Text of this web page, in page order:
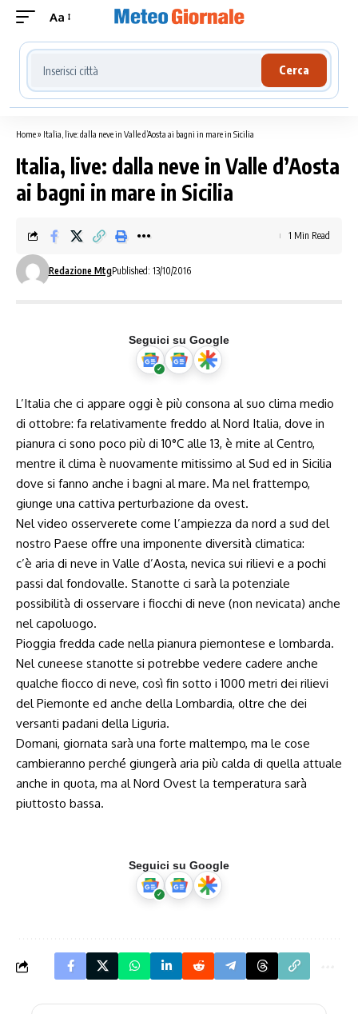
Aa
Cerca località meteo
Cerca
Home» Italia, live: dalla neve in Valle d’Aosta ai bagni in mare in Sicilia
Italia, live: dalla neve in Valle d’Aosta
ai bagni in mare in Sicilia
Redazione MtgPublished: 13/10/2016
1 Min Read
Seguici su Google
L’Italia che ci appare oggi è più consona al suo clima medio
di ottobre: fa relativamente freddo al Nord Italia, dove in
pianura ci sono poco più di 10°C alle 13, è mite al Centro,
mentre il clima è nuovamente mitissimo al Sud ed in Sicilia
dove si fanno anche i bagni al mare. Ma nel frattempo,
giunge una cattiva perturbazione da ovest.
Nel video osserverete come l’ampiezza da nord a sud del
nostro Paese offre una imponente diversità climatica:
c’è aria di neve in Valle d’Aosta, nevica sui rilievi e a pochi
passi dal fondovalle. Stanotte ci sarà la potenziale
possibilità di osservare i fiocchi di neve (non nevicata) anche
nel capoluogo.
Pioggia fredda cade nella pianura piemontese e lombarda.
Nel cuneese stanotte si potrebbe vedere cadere anche
qualche fiocco di neve, così fin sotto i 1000 metri dei rilievi
del Piemonte ed anche della Lombardia, oltre che dei
versanti padani della Liguria.
Domani, giornata sarà una forte maltempo, ma le cose
cambieranno perché giungerà aria più calda di quella attuale
anche in quota, ma al Nord Ovest la temperatura sarà
piuttosto bassa.
Seguici su Google